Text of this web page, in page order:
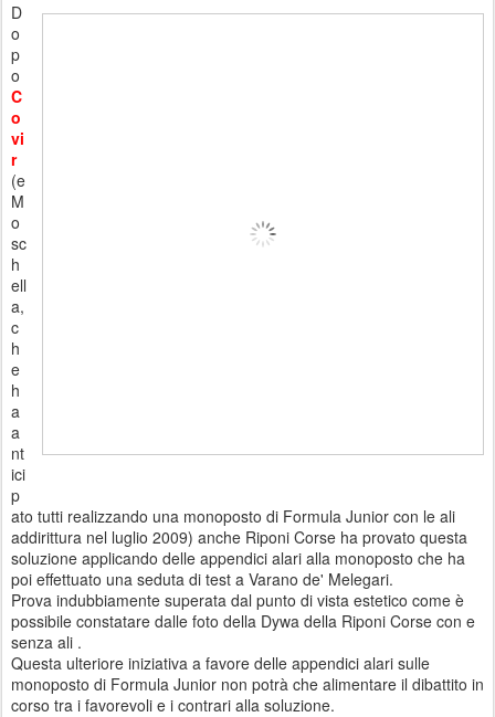
D
o
p
o
C
o
vi
r
(e
M
o
sc
h
ell
a,
c
h
e
h
a
a
nt
ici
p
ato tutti realizzando una monoposto di Formula Junior con le ali
addirittura nel luglio 2009) anche Riponi Corse ha provato questa
soluzione applicando delle appendici alari alla monoposto che ha
poi effettuato una seduta di test a Varano de' Melegari.
Prova indubbiamente superata dal punto di vista estetico come è
possibile constatare dalle foto della Dywa della Riponi Corse con e
senza ali .
Questa ulteriore iniziativa a favore delle appendici alari sulle
monoposto di Formula Junior non potrà che alimentare il dibattito in
corso tra i favorevoli e i contrari alla soluzione.